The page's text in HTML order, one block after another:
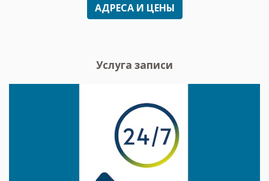
АДРЕСА И ЦЕНЫ
Услуга записи